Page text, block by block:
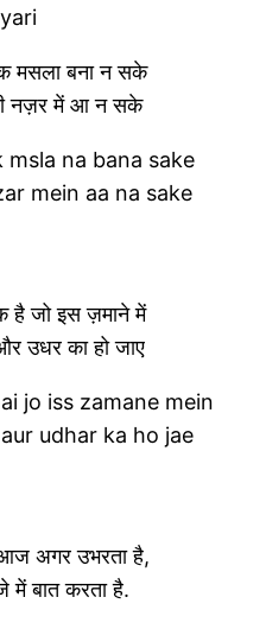
मसला बना न सके
नज़र में आ न सके
msla na bana sake
mein aa na sake
है जो इस ज़माने में
उधर का हो जाए
jo iss zamane mein
udhar ka ho jae
अगर उभरता है,
में बात करता है.